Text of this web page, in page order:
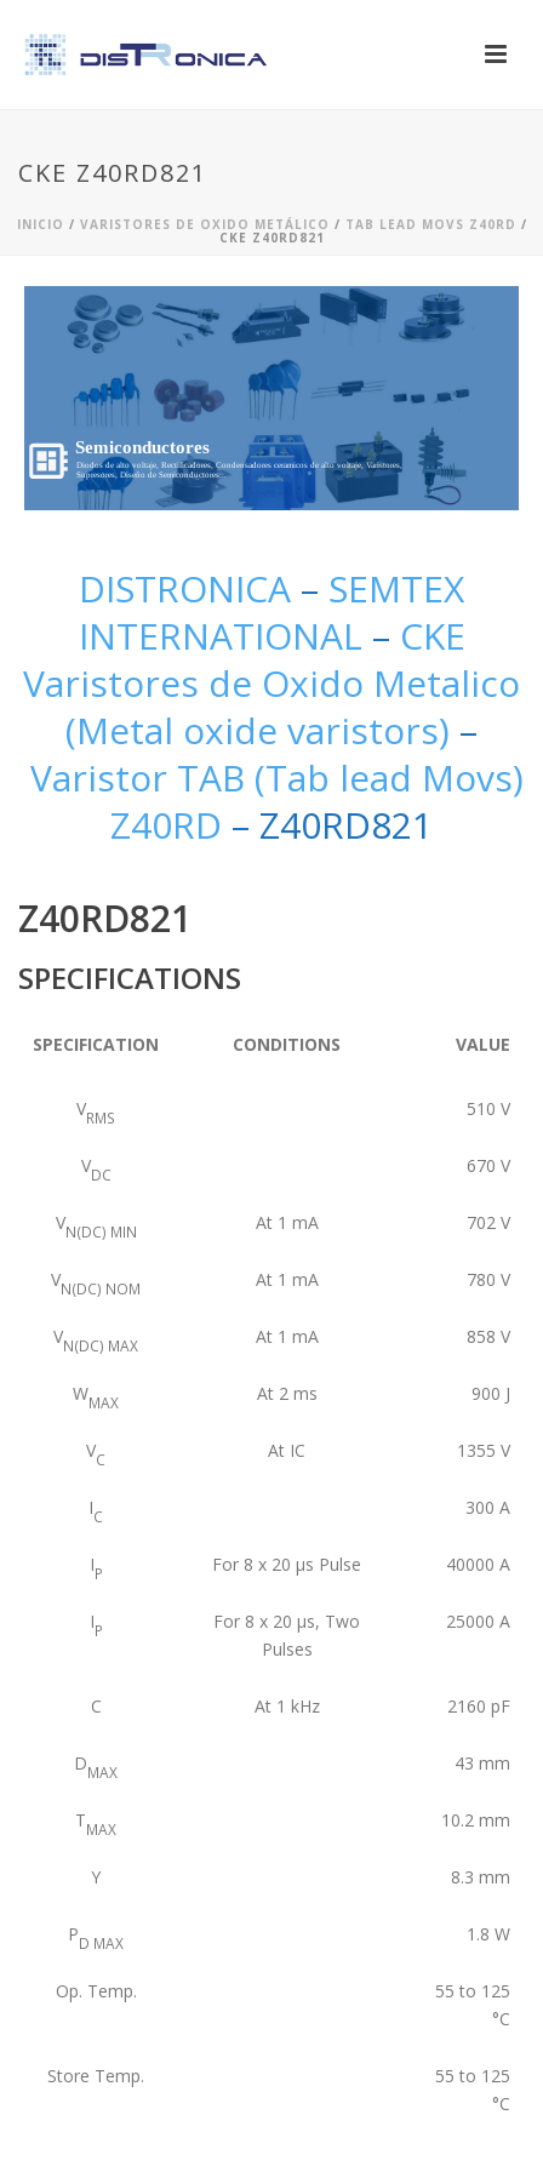
CKE Z40RD821
INICIO / VARISTORES DE OXIDO METÁLICO / TAB LEAD MOVS Z40RD /
CKE Z40RD821
Semiconductores
Diodos de alto voltaje, Rectificadores, Condensadores ceramicos de alto voltaje, Varistores,
Supresores, Diseño de Semiconductores...
DISTRONICA – SEMTEX
INTERNATIONAL – CKE
Varistores de Oxido Metalico
(Metal oxide varistors) –
Varistor TAB (Tab lead Movs)
Z40RD – Z40RD821
Z40RD821
SPECIFICATIONS
SPECIFICATION CONDITIONS VALUE
VRMS 510 V
VDC 670 V
VN(DC) MIN At 1 mA 702 V
VN(DC) NOM At 1 mA 780 V
VN(DC) MAX At 1 mA 858 V
WMAX At 2 ms 900 J
VC At IC 1355 V
IC 300 A
IP For 8 x 20 μs Pulse 40000 A
IP
For 8 x 20 μs, Two
Pulses
25000 A
C At 1 kHz 2160 pF
DMAX 43 mm
TMAX 10.2 mm
Y 8.3 mm
PD MAX 1.8 W
Op. Temp.
55 to 125
°C
Store Temp.
55 to 125
°C